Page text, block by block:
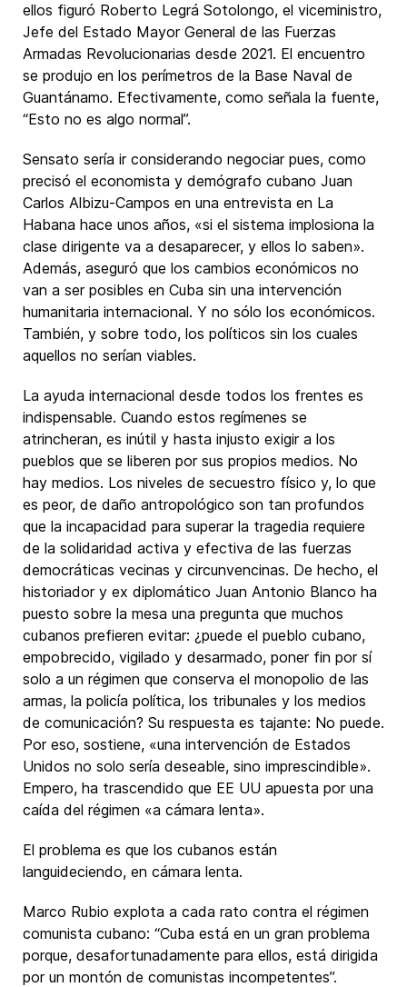
ellos figuró Roberto Legrá Sotolongo, el viceministro,
Jefe del Estado Mayor General de las Fuerzas
Armadas Revolucionarias desde 2021. El encuentro
se produjo en los perímetros de la Base Naval de
Guantánamo. Efectivamente, como señala la fuente,
“Esto no es algo normal”.
Sensato sería ir considerando negociar pues, como
precisó el economista y demógrafo cubano Juan
Carlos Albizu-Campos en una entrevista en La
Habana hace unos años, «si el sistema implosiona la
clase dirigente va a desaparecer, y ellos lo saben».
Además, aseguró que los cambios económicos no
van a ser posibles en Cuba sin una intervención
humanitaria internacional. Y no sólo los económicos.
También, y sobre todo, los políticos sin los cuales
aquellos no serían viables.
La ayuda internacional desde todos los frentes es
indispensable. Cuando estos regímenes se
atrincheran, es inútil y hasta injusto exigir a los
pueblos que se liberen por sus propios medios. No
hay medios. Los niveles de secuestro físico y, lo que
es peor, de daño antropológico son tan profundos
que la incapacidad para superar la tragedia requiere
de la solidaridad activa y efectiva de las fuerzas
democráticas vecinas y circunvencinas. De hecho, el
historiador y ex diplomático Juan Antonio Blanco ha
puesto sobre la mesa una pregunta que muchos
cubanos prefieren evitar: ¿puede el pueblo cubano,
empobrecido, vigilado y desarmado, poner fin por sí
solo a un régimen que conserva el monopolio de las
armas, la policía política, los tribunales y los medios
de comunicación? Su respuesta es tajante: No puede.
Por eso, sostiene, «una intervención de Estados
Unidos no solo sería deseable, sino imprescindible».
Empero, ha trascendido que EE UU apuesta por una
caída del régimen «a cámara lenta».
El problema es que los cubanos están
languideciendo, en cámara lenta.
Marco Rubio explota a cada rato contra el régimen
comunista cubano: “Cuba está en un gran problema
porque, desafortunadamente para ellos, está dirigida
por un montón de comunistas incompetentes”.